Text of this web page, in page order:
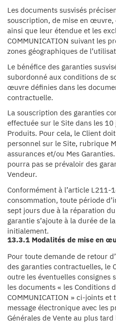
Les documents susvisés
souscription, de mise en œuvre,
ainsi que leur étendue et les
COMMUNICATION suivant les
zones géographiques de
Le bénéfice des garanties
subordonné aux conditions de
œuvre définies dans les
contractuelle.
La souscription des garanties
effectuée sur le Site dans les
Produits. Pour cela, le Client
personnel sur le Site, rubrique
assurances et/ou Mes
pourra pas se prévaloir des
Vendeur.
Conformément à l’article L211-
consommation, toute période
sept jours due à la réparation
garantie s’ajoute à la durée de
initialement.
13.3.1 Modalités de mise en
Pour toute demande de retour
des garanties contractuelles, le
outre les éventuelles consignes
les documents « les Conditions
COMMUNICATION » ci-joints
message électronique avec les
Générales de Vente au plus